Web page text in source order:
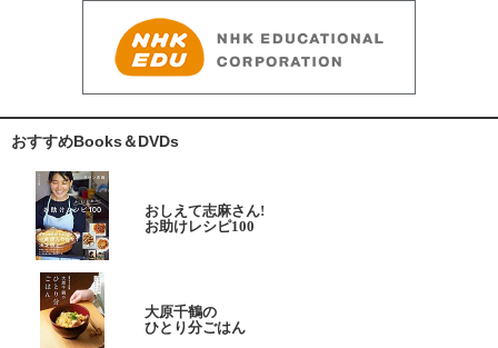
おすすめBooks＆DVDs
おしえて志麻さん!
お助けレシピ100
大原千鶴の
ひとり分ごはん